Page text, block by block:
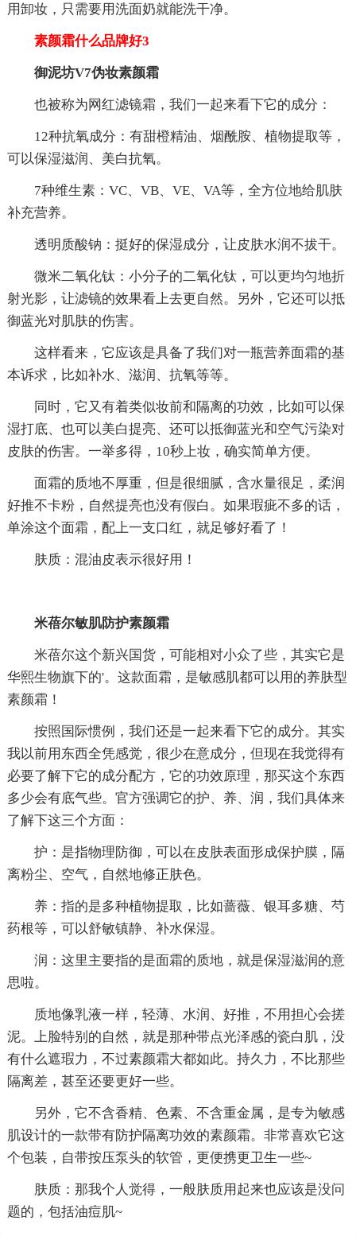
用卸妆，只需要用洗面奶就能洗干净。
素颜霜什么品牌好3
御泥坊V7伪妆素颜霜
也被称为网红滤镜霜，我们一起来看下它的成分：
12种抗氧成分：有甜橙精油、烟酰胺、植物提取等，
可以保湿滋润、美白抗氧。
7种维生素：VC、VB、VE、VA等，全方位地给肌肤
补充营养。
透明质酸钠：挺好的保湿成分，让皮肤水润不拔干。
微米二氧化钛：小分子的二氧化钛，可以更均匀地折
射光影，让滤镜的效果看上去更自然。另外，它还可以抵
御蓝光对肌肤的伤害。
这样看来，它应该是具备了我们对一瓶营养面霜的基
本诉求，比如补水、滋润、抗氧等等。
同时，它又有着类似妆前和隔离的功效，比如可以保
湿打底、也可以美白提亮、还可以抵御蓝光和空气污染对
皮肤的伤害。一举多得，10秒上妆，确实简单方便。
面霜的质地不厚重，但是很细腻，含水量很足，柔润
好推不卡粉，自然提亮也没有假白。如果瑕疵不多的话，
单涂这个面霜，配上一支口红，就足够好看了！
肤质：混油皮表示很好用！
米蓓尔敏肌防护素颜霜
米蓓尔这个新兴国货，可能相对小众了些，其实它是
华熙生物旗下的'。这款面霜，是敏感肌都可以用的养肤型
素颜霜！
按照国际惯例，我们还是一起来看下它的成分。其实
我以前用东西全凭感觉，很少在意成分，但现在我觉得有
必要了解下它的成分配方，它的功效原理，那买这个东西
多少会有底气些。官方强调它的护、养、润，我们具体来
了解下这三个方面：
护：是指物理防御，可以在皮肤表面形成保护膜，隔
离粉尘、空气，自然地修正肤色。
养：指的是多种植物提取，比如蔷薇、银耳多糖、芍
药根等，可以舒敏镇静、补水保湿。
润：这里主要指的是面霜的质地，就是保湿滋润的意
思啦。
质地像乳液一样，轻薄、水润、好推，不用担心会搓
泥。上脸特别的自然，就是那种带点光泽感的瓷白肌，没
有什么遮瑕力，不过素颜霜大都如此。持久力，不比那些
隔离差，甚至还要更好一些。
另外，它不含香精、色素、不含重金属，是专为敏感
肌设计的一款带有防护隔离功效的素颜霜。非常喜欢它这
个包装，自带按压泵头的软管，更便携更卫生一些~
肤质：那我个人觉得，一般肤质用起来也应该是没问
题的，包括油痘肌~